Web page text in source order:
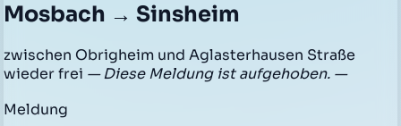
Mosbach → Sinsheim
zwischen Obrigheim und Aglasterhausen Straße
wieder frei — Diese Meldung ist aufgehoben. —
Meldung